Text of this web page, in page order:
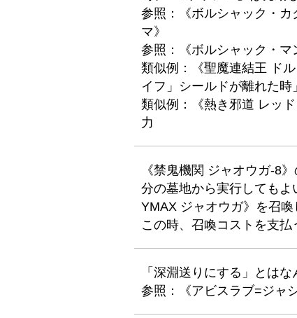
参照：《ボルシャック・
マ》
参照：《ボルシャック・マ
類似例：《聖魔連結王 ド
イフ」シールドが離れた時
類似例：《熱き邪道 レッ
力
《禁鬼機関 ジャオウガ-8
分の墓地から実行しても
YMAX ジャオウガ》を召喚
この時、召喚コストを支払
「深淵送りにする」とはな
参照：《アビスラブ=ジャ